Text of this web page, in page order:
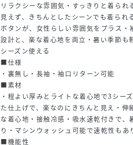
リラクシーな雰囲気・すっきりと着られ
見えず、きちんとしたシーンでも着ら
ボタンが、女性らしい雰囲気をプラス・
設計と、楽な着心地を両立・暑い季節
シーズン使える
■仕様
・裏無し・長袖・袖口リターン可能
■素材
・程よい厚みとライトな着心地で3シー
た仕上げで、楽なのにきちんと見え・
な着心地・接触冷感・吸水速乾付きで、
り・マシンウォッシュ可能で速乾性も
■機能性